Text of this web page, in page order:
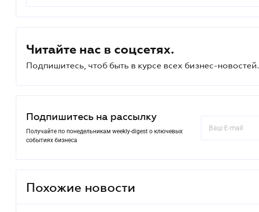
Читайте нас в соцсетях.
Подпишитесь, чтоб быть в курсе всех бизнес-новостей.
Подпишитесь на рассылку
Получайте по понедельникам weekly-digest о ключевых
событиях бизнеса
Похожие новости